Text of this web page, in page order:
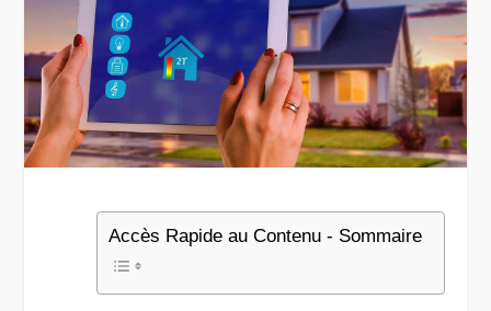
Accès Rapide au Contenu - Sommaire